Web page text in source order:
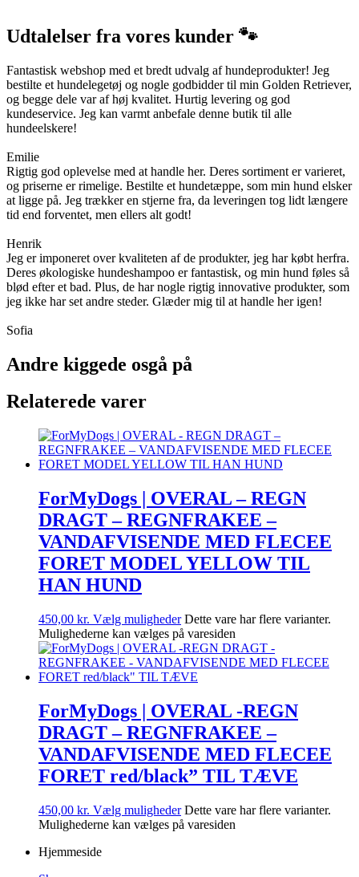
Udtalelser fra vores kunder 🐾
Fantastisk webshop med et bredt udvalg af hundeprodukter! Jeg
bestilte et hundelegetøj og nogle godbidder til min Golden Retriever,
og begge dele var af høj kvalitet. Hurtig levering og god
kundeservice. Jeg kan varmt anbefale denne butik til alle
hundeelskere!
Emilie
Rigtig god oplevelse med at handle her. Deres sortiment er varieret,
og priserne er rimelige. Bestilte et hundetæppe, som min hund elsker
at ligge på. Jeg trækker en stjerne fra, da leveringen tog lidt længere
tid end forventet, men ellers alt godt!
Henrik
Jeg er imponeret over kvaliteten af de produkter, jeg har købt herfra.
Deres økologiske hundeshampoo er fantastisk, og min hund føles så
blød efter et bad. Plus, de har nogle rigtig innovative produkter, som
jeg ikke har set andre steder. Glæder mig til at handle her igen!
Sofia
Andre kiggede osgå på
Relaterede varer
ForMyDogs | OVERAL – REGN
DRAGT – REGNFRAKEE –
VANDAFVISENDE MED FLECEE
FORET MODEL YELLOW TIL
HAN HUND
450,00 kr. Vælg muligheder Dette vare har flere varianter.
Mulighederne kan vælges på varesiden
ForMyDogs | OVERAL -REGN
DRAGT – REGNFRAKEE –
VANDAFVISENDE MED FLECEE
FORET red/black” TIL TÆVE
450,00 kr. Vælg muligheder Dette vare har flere varianter.
Mulighederne kan vælges på varesiden
Hjemmeside